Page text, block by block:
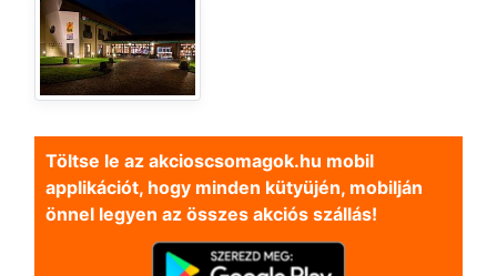
Töltse le az akcioscsomagok.hu mobil
applikációt, hogy minden kütyüjén, mobilján
önnel legyen az összes akciós szállás!